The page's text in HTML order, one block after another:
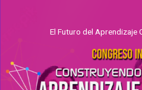
El Futuro del